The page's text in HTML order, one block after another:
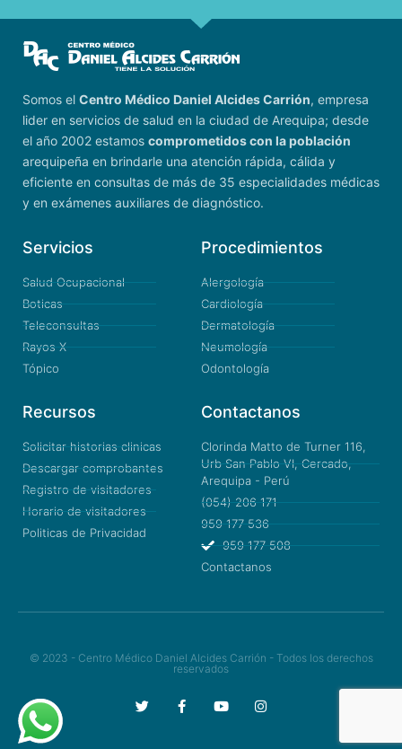
Somos el Centro Médico Daniel Alcides Carrión, empresa
lider en servicios de salud en la ciudad de Arequipa; desde
el año 2002 estamos comprometidos con la población
arequipeña en brindarle una atención rápida, cálida y
eficiente en consultas de más de 35 especialidades médicas
y en exámenes auxiliares de diagnóstico.
Servicios
Salud Ocupacional
Boticas
Teleconsultas
Rayos X
Tópico
Procedimientos
Alergología
Cardiología
Dermatología
Neumología
Odontología
Recursos
Solicitar historias clinicas
Descargar comprobantes
Registro de visitadores
Horario de visitadores
Politicas de Privacidad
Contactanos
Clorinda Matto de Turner 116,
Urb San Pablo VI, Cercado,
Arequipa - Perú
(054) 206 171
959 177 536
959 177 508
Contactanos
© 2023 - Centro Médico Daniel Alcides Carrión - Todos los derechos
reservados